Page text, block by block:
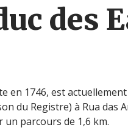
des
en 1746, est
du Registre) à Rua das
un parcours de 1,6 km.